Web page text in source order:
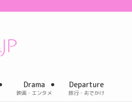
Drama
映画・エンタメ
Departure
旅行・おでかけ